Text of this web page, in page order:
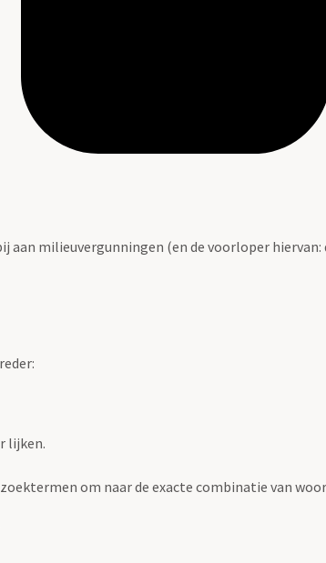
aan milieuvergunningen (en de voorloper hiervan:
lijken.
om naar de exacte combinatie van